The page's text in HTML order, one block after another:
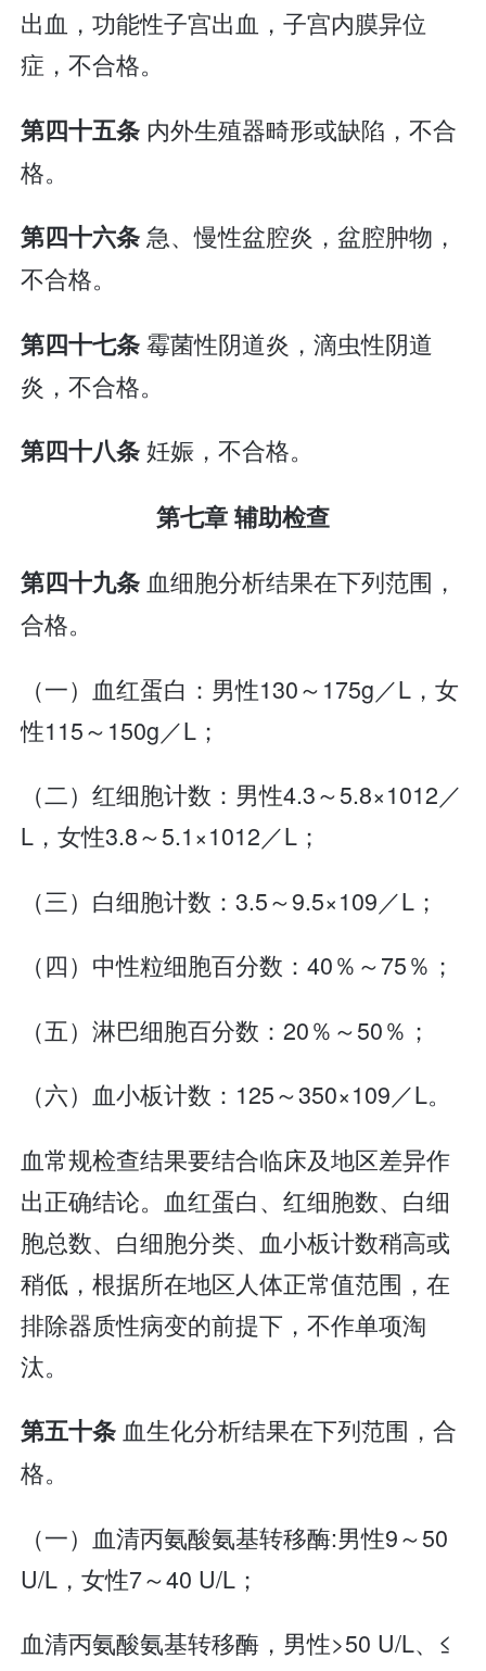
出血，功能性子宫出血，子宫内膜异位
症，不合格。
第四十五条 内外生殖器畸形或缺陷，不合
格。
第四十六条急、慢性盆腔炎，盆腔肿物，
不合格。
第四十七条霉菌性阴道炎，滴虫性阴道
炎，不合格。
第四十八条妊娠，不合格。
第七章 辅助检查
第四十九条血细胞分析结果在下列范围，
合格。
（一）血红蛋白：男性130～175g／L，女
性115～150g／L；
（二）红细胞计数：男性4.3～5.8×1012／
L，女性3.8～5.1×1012／L；
（三）白细胞计数：3.5～9.5×109／L；
（四）中性粒细胞百分数：40％～75％；
（五）淋巴细胞百分数：20％～50％；
（六）血小板计数：125～350×109／L。
血常规检查结果要结合临床及地区差异作
出正确结论。血红蛋白、红细胞数、白细
胞总数、白细胞分类、血小板计数稍高或
稍低，根据所在地区人体正常值范围，在
排除器质性病变的前提下，不作单项淘
汰。
第五十条血生化分析结果在下列范围，合
格。
（一）血清丙氨酸氨基转移酶:男性9～50
U/L，女性7～40 U/L；
血清丙氨酸氨基转移酶，男性>50 U/L、≤